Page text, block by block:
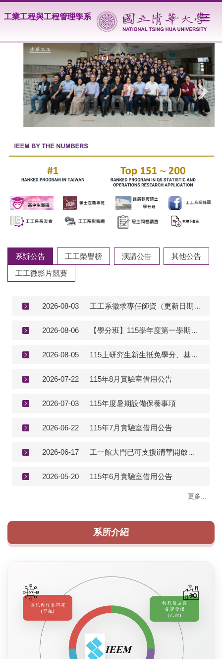
到
工業工程與工程管理學系
系辦公告 工工榮譽榜 演講公告
其他公告
工工微影片競賽
2026-08-03 工工系徵求專任師資（更新日期：20260803）
2026-08-06 【學分班】115學年度第一學期碩士學分班開始報名
2026-08-05 115上研究生新生抵免學分、基礎先修免修申請說明
2026-07-22 115年8月實驗室借用公告
2026-07-03 115年度暑期設備保養事項
2026-06-22 115年7月實驗室借用公告
2026-06-17 工一館大門已可支援i清華開啟門禁
2026-05-20 115年6月實驗室借用公告
更多...
系所介紹